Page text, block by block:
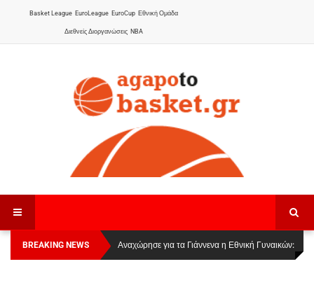
Basket League EuroLeague EuroCup Εθνική Ομάδα
Διεθνείς Διοργανώσεις NBA
BREAKING NEWS
Οι Πάνθηρες Καβάλας στην Women Basketball
League 1
Αναχώρησε για τα Γιάννενα η Εθνική Γυναικών: